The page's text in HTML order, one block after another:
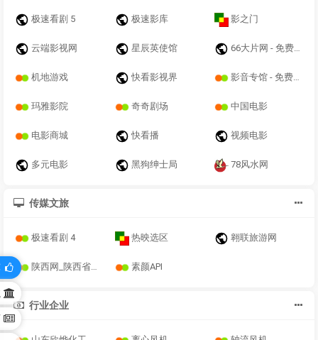
极速看剧 5 极速影库 影之门
云端影视网 星辰英使馆 66大片网 - 免费在线观看最新电影！
机地游戏 快看影视界 影音专馆 - 免费高清在线影院 | 最新电影、电视剧、综艺、动漫无广告观看
玛雅影院 奇奇剧场 中国电影
电影商城 快看播 视频电影
多元电影 黑狗绅士局 78风水网
传媒文旅
极速看剧 4 热映选区 翱联旅游网
陕西网_陕西省重点新闻网站 素颜API
行业企业